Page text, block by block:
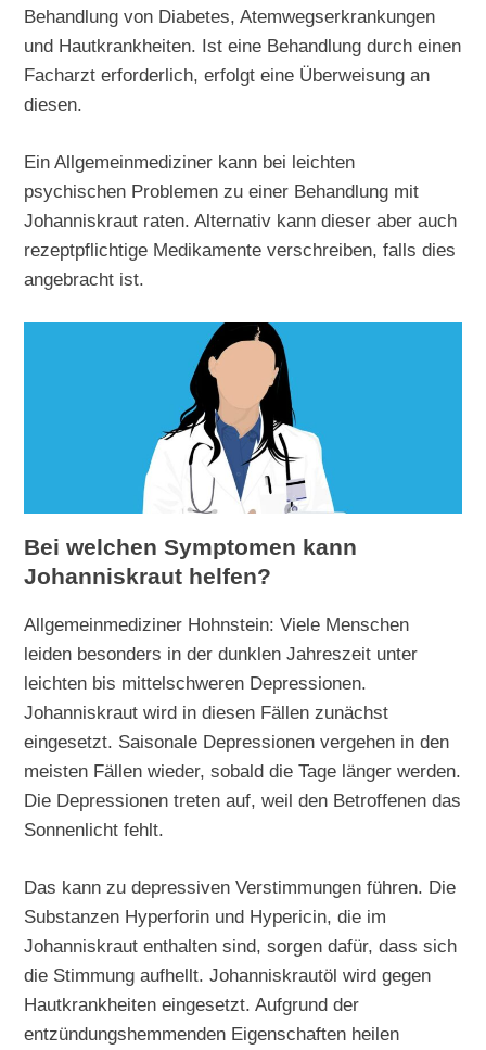
Behandlung von Diabetes, Atemwegserkrankungen
und Hautkrankheiten. Ist eine Behandlung durch einen
Facharzt erforderlich, erfolgt eine Überweisung an
diesen.
Ein Allgemeinmediziner kann bei leichten
psychischen Problemen zu einer Behandlung mit
Johanniskraut raten. Alternativ kann dieser aber auch
rezeptpflichtige Medikamente verschreiben, falls dies
angebracht ist.
Bei welchen Symptomen kann
Johanniskraut helfen?
Allgemeinmediziner Hohnstein: Viele Menschen
leiden besonders in der dunklen Jahreszeit unter
leichten bis mittelschweren Depressionen.
Johanniskraut wird in diesen Fällen zunächst
eingesetzt. Saisonale Depressionen vergehen in den
meisten Fällen wieder, sobald die Tage länger werden.
Die Depressionen treten auf, weil den Betroffenen das
Sonnenlicht fehlt.
Das kann zu depressiven Verstimmungen führen. Die
Substanzen Hyperforin und Hypericin, die im
Johanniskraut enthalten sind, sorgen dafür, dass sich
die Stimmung aufhellt. Johanniskrautöl wird gegen
Hautkrankheiten eingesetzt. Aufgrund der
entzündungshemmenden Eigenschaften heilen